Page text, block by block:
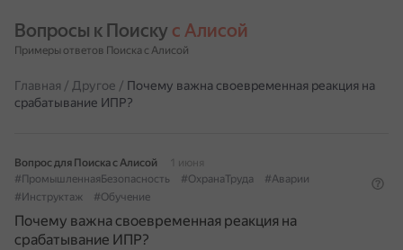
Вопросы к Поиску с Алисой
Примеры ответов Поиска с Алисой
Главная / Другое / Почему важна своевременная реакция на
срабатывание ИПР?
Вопрос для Поиска с Алисой
1 июня
#ПромышленнаяБезопасность
#ОхранаТруда
#Аварии
#Инструктаж
#Обучение
Почему важна своевременная реакция на
срабатывание ИПР?